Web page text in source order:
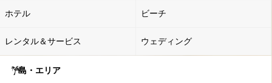
ホテル ビーチ
レンタル＆サービス ウェディング
島・エリア